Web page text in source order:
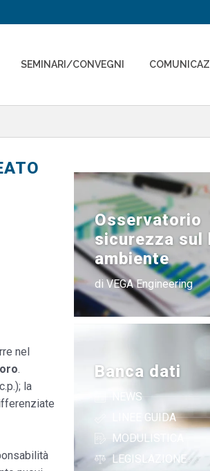
SEMINARI/CONVEGNI
nel
.
la
Banca dati
NEWS
LINEE GUIDA
MODULISTICA
LEGISLAZIONE
Osservatorio
sicurezza sul
ambiente
di VEGA Engineering